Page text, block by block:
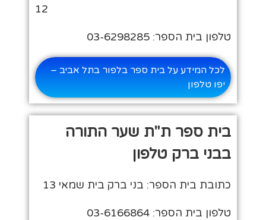
12
טלפון בית הספר: 03-6298285
לכל המידע על בית ספר בלפור בתל אביב –
יפו טלפון
בית ספר ת"ת שער התורה
בבני ברק טלפון
כתובת בית הספר: בני ברק בית שמאי 13
טלפון בית הספר: 03-6166864